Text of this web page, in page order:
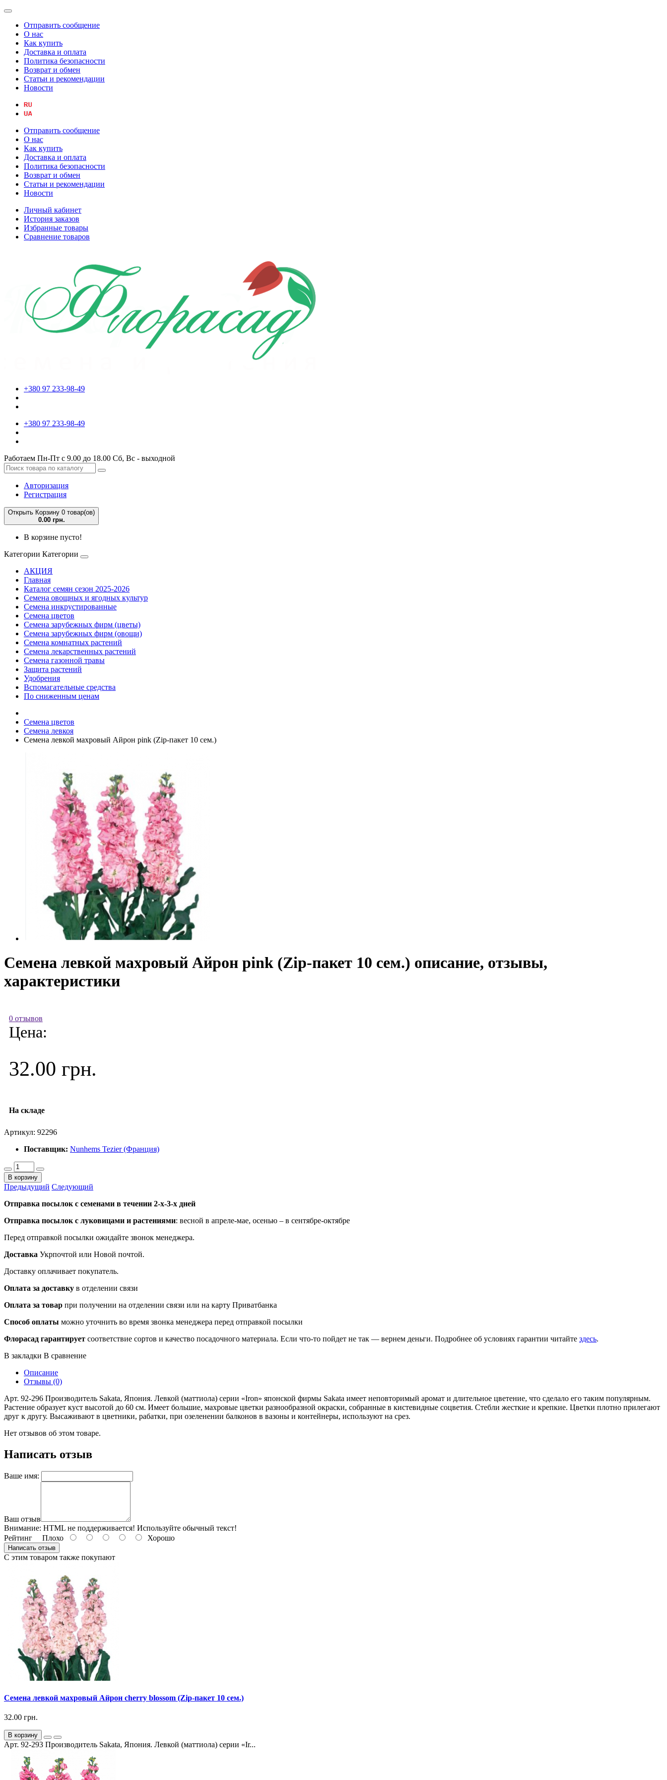
Отправить сообщение
О нас
Как купить
Доставка и оплата
Политика безопасности
Возврат и обмен
Статьи и рекомендации
Новости
Отправить сообщение
О нас
Как купить
Доставка и оплата
Политика безопасности
Возврат и обмен
Статьи и рекомендации
Новости
Личный кабинет
История заказов
Избранные товары
Сравнение товаров
+380 97 233-98-49
+380 97 233-98-49
Работаем Пн-Пт с 9.00 до 18.00 Сб, Вс - выходной
Авторизация
Регистрация
Открыть Корзину 0 товар(ов)
0.00 грн.
В корзине пусто!
Категории Категории
АКЦИЯ
Главная
Каталог семян сезон 2025-2026
Семена овощных и ягодных культур
Семена инкрустированные
Семена цветов
Семена зарубежных фирм (цветы)
Семена зарубежных фирм (овощи)
Семена комнатных растений
Семена лекарственных растений
Семена газонной травы
Защита растений
Удобрения
Вспомагательные средства
По сниженным ценам
Семена цветов
Семена левкоя
Семена левкой махровый Айрон pink (Zip-пакет 10 сем.)
Семена левкой махровый Айрон pink (Zip-пакет 10 сем.) описание, отзывы,
характеристики
0 отзывов
Цена:
32.00 грн.
На складе
Артикул: 92296
Поставщик: Nunhems Tezier (Франция)
В корзину
Предыдущий Следующий
Отправка посылок с семенами в течении 2-х-3-х дней
Отправка посылок с луковицами и растениями: весной в апреле-мае, осенью – в сентябре-октябре
Перед отправкой посылки ожидайте звонок менеджера.
Доставка Укрпочтой или Новой почтой.
Доставку оплачивает покупатель.
Оплата за доставку в отделении связи
Оплата за товар при получении на отделении связи или на карту Приватбанка
Способ оплаты можно уточнить во время звонка менеджера перед отправкой посылки
Флорасад гарантирует соответствие сортов и качество посадочного материала. Если что-то пойдет не так — вернем деньги. Подробнее об условиях гарантии читайте здесь.
В закладки В сравнение
Описание
Отзывы (0)
Арт. 92-296 Производитель Sakata, Япония. Левкой (маттиола) серии «Iron» японской фирмы Sakata имеет неповторимый аромат и длительное цветение, что сделало его таким популярным.
Растение образует куст высотой до 60 см. Имеет большие, махровые цветки разнообразной окраски, собранные в кистевидные соцветия. Стебли жесткие и крепкие. Цветки плотно прилегают
друг к другу. Высаживают в цветники, рабатки, при озеленении балконов в вазоны и контейнеры, используют на срез.
Нет отзывов об этом товаре.
Написать отзыв
Ваше имя:
Ваш отзыв
Внимание: HTML не поддерживается! Используйте обычный текст!
Рейтинг Плохо Хорошо
Написать отзыв
С этим товаром также покупают
Семена левкой махровый Айрон cherry blossom (Zip-пакет 10 сем.)
32.00 грн.
В корзину
Арт. 92-293 Производитель Sakata, Япония. Левкой (маттиола) серии «Ir...